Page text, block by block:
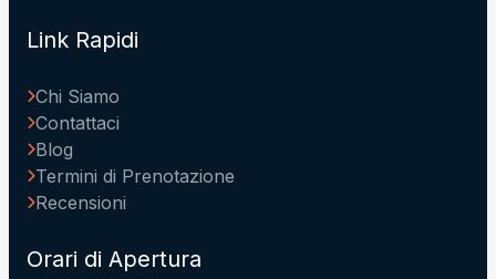
Link Rapidi
Chi Siamo
Contattaci
Blog
Termini di Prenotazione
Recensioni
Orari di Apertura